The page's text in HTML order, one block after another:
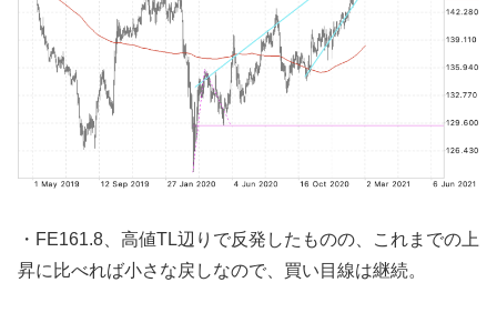
・FE161.8、高値TL辺りで反発したものの、これまでの上
昇に比べれば小さな戻しなので、買い目線は継続。